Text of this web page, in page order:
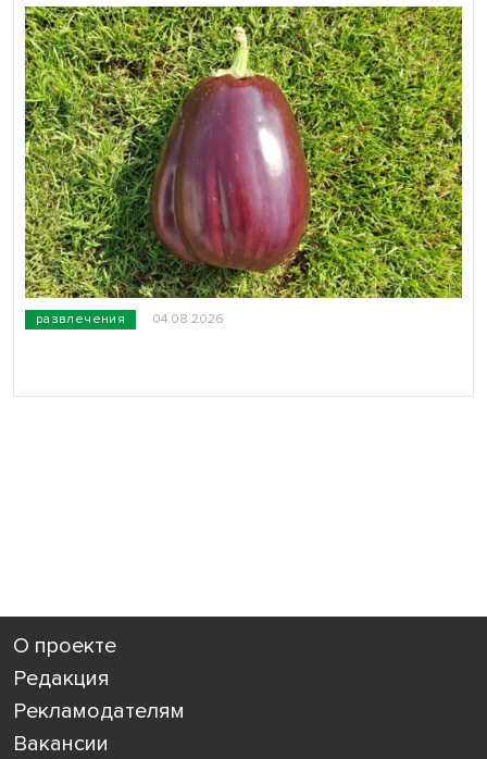
развлечения 04.08.2026
О проекте
Редакция
Рекламодателям
Вакансии